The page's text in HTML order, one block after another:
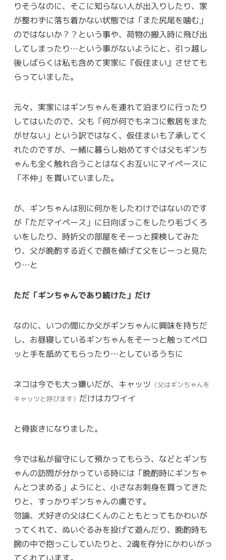
りそうなのに、そこに知らない人が出入りしたり、家
が整わずに落ち着かない状態では「また尻尾を噛む」
のではないか？？という事や、荷物の搬入時に飛び出
してしまったり…という事がないようにと、引っ越し
後しばらくは私も含めて実家に『仮住まい』させても
らっていました。
元々、実家にはギンちゃんを連れて泊まりに行ったり
してはいたので、父も「何が何でもネコに敷居をまた
がせない」という訳ではなく、仮住まいも了承してく
れたのですが、一緒に暮らし始めてすぐは父もギンち
ゃんも全く触れ合うことはなくお互いにマイペースに
「不仲」を貫いていました。
が、ギンちゃんは別に何かをしたわけではないのです
が「ただマイペース」に日向ぼっこをしたり毛づくろ
いをしたり、時折父の部屋をそーっと探検してみた
り、父が晩酌する近くで顔を傾げて父をじーっと見た
り…と
ただ「ギンちゃんであり続けた」だけ
なのに、いつの間にか父がギンちゃんに興味を持ちだ
し、お昼寝しているギンちゃんをそーっと触ってペロ
ッと手を舐めてもらったり…としているうちに
ネコは今でも大っ嫌いだが、キャッツ （父はギンちゃんを
キャッツと呼びます） だけはカワイイ
と骨抜きになりました。
今では私が留守にして預かってもらう、などとギンち
ゃんの訪問が分かっている時には「晩酌時にギンちゃ
んとつまめる」ようにと、小さなお刺身を買ってきた
りと、すっかりギンちゃんの虜です。
勿論、犬好きの父は仁くんのこともとってもかわいが
ってくれて、ぬいぐるみを投げて遊んだり、晩酌時も
腕の中で抱っこしていたりと、2魂を存分にかわいがっ